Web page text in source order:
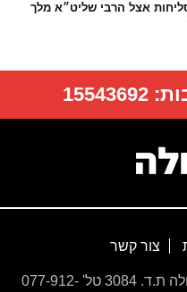
אצל הרבי שליט״א מלך
15543692
צור קשר
שד' עצמאות 67, בת ים, עיר הגאולה ת.ד. 3084 טל' 077-912-